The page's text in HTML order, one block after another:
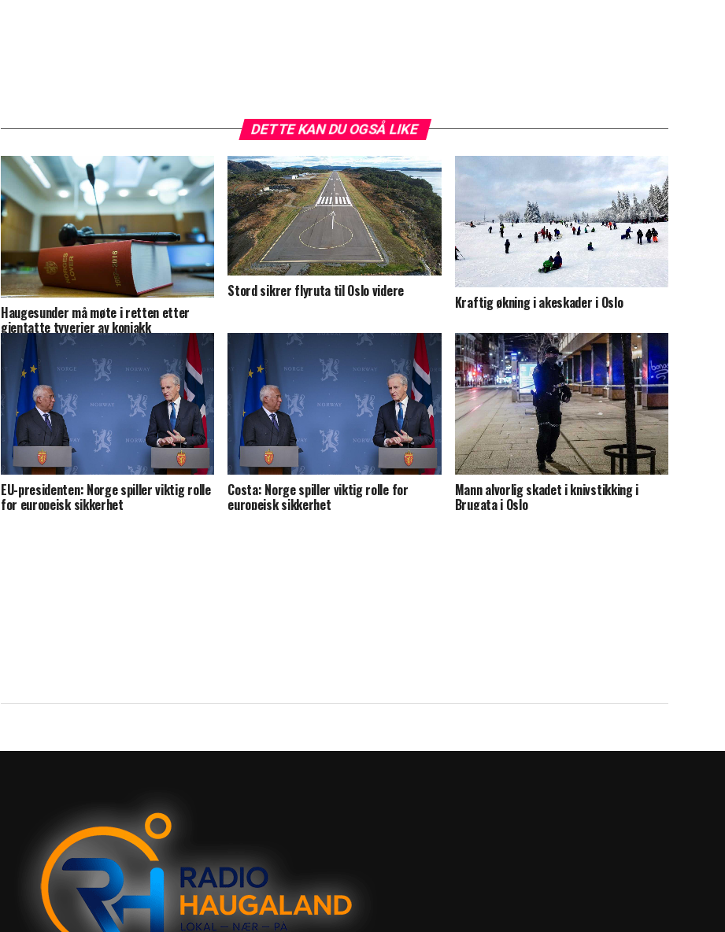
DETTE KAN DU OGSÅ LIKE
Haugesunder må møte i retten etter
gjentatte tyverier av konjakk
Stord sikrer flyruta til Oslo videre
Kraftig økning i akeskader i Oslo
EU-presidenten: Norge spiller viktig rolle
for europeisk sikkerhet
Costa: Norge spiller viktig rolle for
europeisk sikkerhet
Mann alvorlig skadet i knivstikking i
Brugata i Oslo